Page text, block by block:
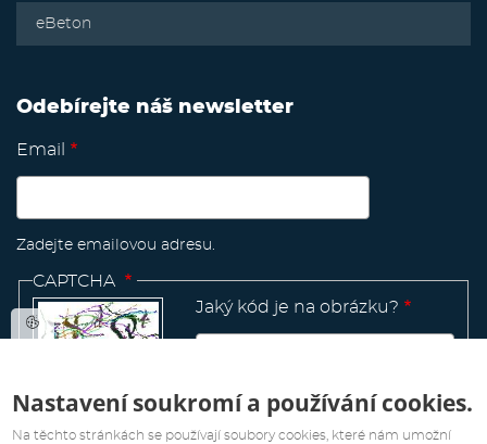
eBeton
Odebírejte náš newsletter
Email
Zadejte emailovou adresu.
CAPTCHA
Jaký kód je na obrázku?
Manage
existing
Nastavení soukromí a používání cookies.
Na těchto stránkách se používají soubory cookies, které nám umožní